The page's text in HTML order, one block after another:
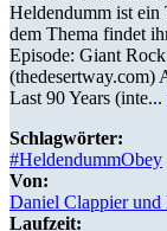
Heldendumm ist
dem Thema findet
Episode: Giant
Last 90 Years (inte...
Schlagwörter:
#HeldendummObey
Von:
Daniel Clappier
Laufzeit: